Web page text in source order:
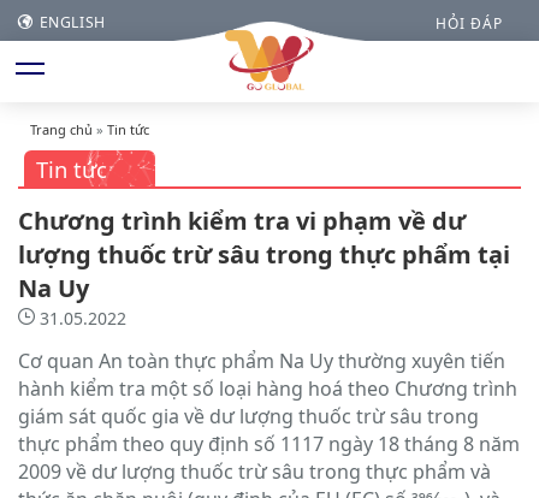
ENGLISH HỎI ĐÁP
Trang chủ » Tin tức
Tin tức
Chương trình kiểm tra vi phạm về dư
lượng thuốc trừ sâu trong thực phẩm tại
Na Uy
31.05.2022
Cơ quan An toàn thực phẩm Na Uy thường xuyên tiến
hành kiểm tra một số loại hàng hoá theo Chương trình
giám sát quốc gia về dư lượng thuốc trừ sâu trong
thực phẩm theo quy định số 1117 ngày 18 tháng 8 năm
2009 về dư lượng thuốc trừ sâu trong thực phẩm và